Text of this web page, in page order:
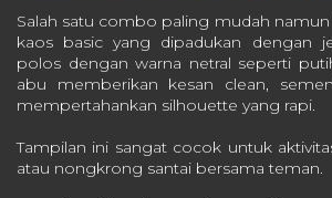
Salah satu combo paling mudah namun
kaos basic yang dipadukan dengan
polos dengan warna netral seperti
abu memberikan kesan clean,
mempertahankan silhouette yang rapi.
Tampilan ini sangat cocok untuk
atau nongkrong santai bersama teman.